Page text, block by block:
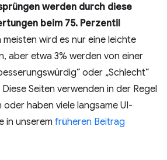
werden durch diese
beim 75. Perzentil
meisten wird es nur eine leichte
aber etwa 3% werden von einer
oder „Schlecht“
Seiten verwenden in der Regel
oder haben viele langsame UI-
in unserem früheren Beitrag